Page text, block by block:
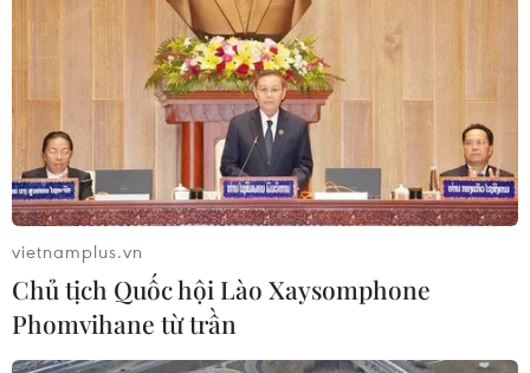
vietnamplus.vn
Chủ tịch Quốc hội Lào Xaysomphone
Phomvihane từ trần